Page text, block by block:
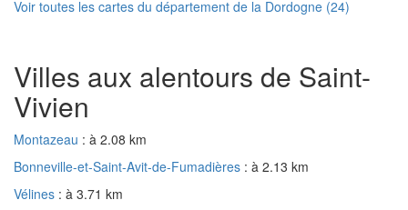
Voir toutes les cartes du département de la Dordogne (24)
Villes aux alentours de Saint-
Vivien
Montazeau : à 2.08 km
Bonneville-et-Saint-Avit-de-Fumadières : à 2.13 km
Vélines : à 3.71 km